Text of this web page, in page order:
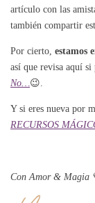
artículo con las
también compartir
Por cierto, estamos
así que revisa aquí si
No…😉.
Y si eres nueva por
RECURSOS
Con Amor & Magia